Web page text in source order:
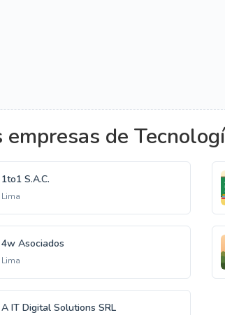
empresas de
1to1 S.A.C.
Lima
4w Asociados
Lima
A IT Digital Solutions SRL